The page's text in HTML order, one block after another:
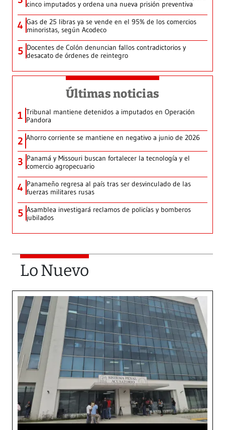
cinco imputados y ordena una nueva prisión preventiva
4 Gas de 25 libras ya se vende en el 95% de los comercios
minoristas, según Acodeco
5 Docentes de Colón denuncian fallos contradictorios y
desacato de órdenes de reintegro
Últimas noticias
1 Tribunal mantiene detenidos a imputados en Operación
Pandora
2 Ahorro corriente se mantiene en negativo a junio de 2026
3 Panamá y Missouri buscan fortalecer la tecnología y el
comercio agropecuario
4 Panameño regresa al país tras ser desvinculado de las
fuerzas militares rusas
5 Asamblea investigará reclamos de policías y bomberos
jubilados
Lo Nuevo